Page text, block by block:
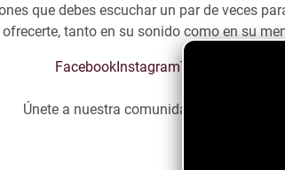
que debes escuchar un par de veces
ofrecerte, tanto en su sonido como en su
FacebookInstagramTiktok
Únete a nuestra comunidad emergente